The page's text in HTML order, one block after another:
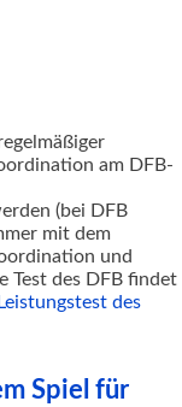
am DFB-
(bei DFB
mit dem
und
Test des DFB findet
des
Spiel für